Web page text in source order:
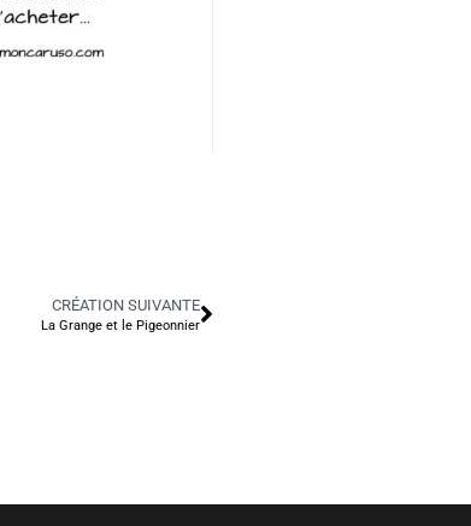
CRÉATION SUIVANTE
La Grange et le Pigeonnier